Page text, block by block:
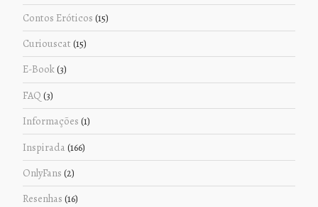
Contos Eróticos (15)
Curiouscat (15)
E-Book(3)
FAQ (3)
Informações (1)
Inspirada (166)
OnlyFans (2)
Resenhas (16)